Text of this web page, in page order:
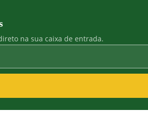
na sua caixa de entrada.